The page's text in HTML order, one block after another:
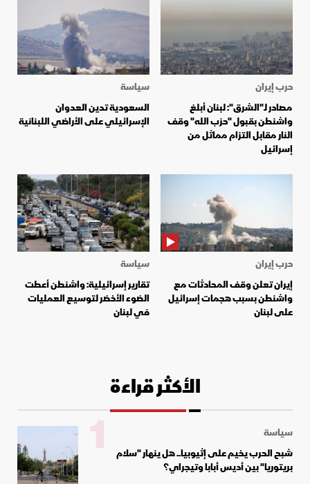
حرب إيران
مصادر لـ"الشرق": لبنان أبلغ
واشنطن بقبول "حزب الله" وقف
النار مقابل التزام مماثل من
إسرائيل
سياسة
السعودية تدين العدوان
الإسرائيلي على الأراضي اللبنانية
حرب إيران
إيران تعلن وقف المحادثات مع
واشنطن بسبب هجمات إسرائيل
على لبنان
سياسة
تقارير إسرائيلية: واشنطن أعطت
الضوء الأخضر لتوسيع العمليات
في لبنان
الأكثر قراءة
سياسة
شبح الحرب يخيم على إثيوبيا.. هل ينهار "سلام
بريتوريا" بين أديس أبابا وتيجراي؟
1